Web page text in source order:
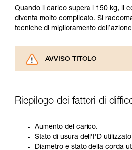
Quando il carico supera i 150 kg, il
diventa molto complicato. Si
tecniche di miglioramento
AVVISO TITOLO
consultarlo. Dovete aver
informazioni dell’istruzione
La padronanza di queste
formazione ed un
Verificate con un
Riepilogo dei fattori di
Aumento del carico.
Stato di usura dell’I’D utilizzato.
Diametro e stato della corda